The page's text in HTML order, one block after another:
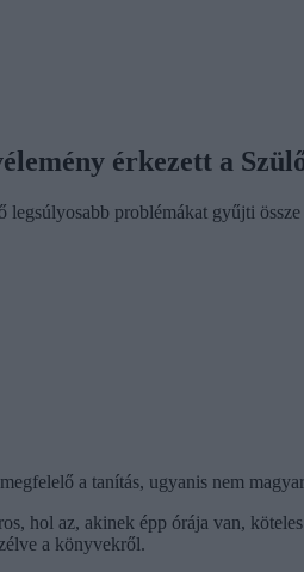
érkezett a
problémákat gyűjti
a tanítás, ugyanis nem
hol az, akinek épp órája van,
a könyvekről.